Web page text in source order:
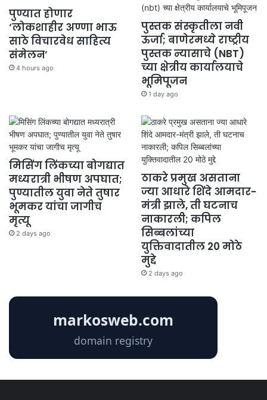
पुण्यात होणार
‘लोकशाहीर अण्णा भाऊ
साठे विचारवेध साहित्य
संमेलन’
4 hours ago
पुस्तक संस्कृतीला नवी
ऊर्जा; बाणेरमध्ये राष्ट्रीय
पुस्तक न्यासाचे (NBT)
च्या क्षेत्रीय कार्यालयाचे
भूमिपूजन
1 day ago
मिसिंग लिंकच्या बोगद्यात
मध्यरात्री भीषण अपघात;
पुण्यातील युवा नेते तुषार
भूमकर यांचा जागीच
मृत्यू
2 days ago
ठाकरे प्रमुख असताना
ज्या आधारे शिंदे आमदार-
मंत्री झाले, ती घटनाच
नाकारली; कपिल
सिब्बलांच्या
युक्तिवादातील 20 मोठे
मुद्दे
2 days ago